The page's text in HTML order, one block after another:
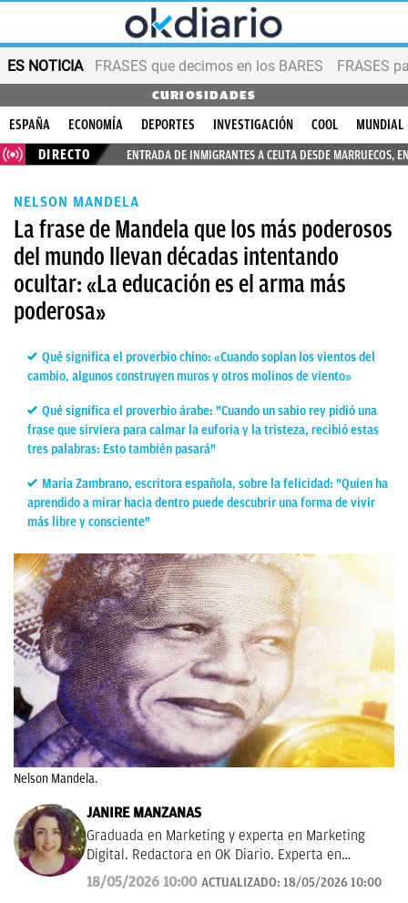
ES NOTICIA FRASES que decimos en los BARES FRASES
CURIOSIDADES
ESPAÑA ECONOMÍA DEPORTES INVESTIGACIÓN COOL
MUNDIAL
DIRECTO
ENTRADA DE INMIGRANTES A CEUTA DESDE MARRUECOS,
NELSON MANDELA
La frase de Mandela que los más poderosos
del mundo llevan décadas intentando
ocultar: «La educación es el arma más
poderosa»
Qué significa el proverbio chino: «Cuando soplan los vientos del
cambio, algunos construyen muros y otros molinos de viento»
Qué significa el proverbio árabe: "Cuando un sabio rey pidió una
frase que sirviera para calmar la euforia y la tristeza, recibió estas
tres palabras: Esto también pasará"
María Zambrano, escritora española, sobre la felicidad: "Quien ha
aprendido a mirar hacia dentro puede descubrir una forma de vivir
más libre y consciente"
Nelson Mandela.
JANIRE MANZANAS
Graduada en Marketing y experta en Marketing
Digital. Redactora en OK Diario. Experta en
curiosidades, mascotas, consumo y Lotería de
Navidad.
18/05/2026 10:00 ACTUALIZADO: 18/05/2026 10:00